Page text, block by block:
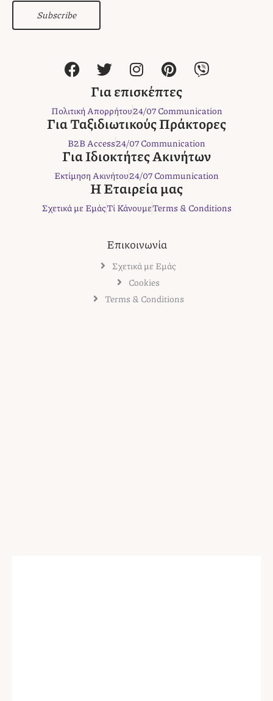
Subscribe
F
a
e
b
o
o
k
T
w
i
t
t
e
r
I
n
s
t
a
g
r
a
m
P
i
n
t
e
r
e
s
t
V
i
e
r
Για επισκέπτες
Πολιτική Απορρήτου24/07 Communication
Για Ταξιδιωτικούς Πράκτορες
B2B Access24/07 Communication
Για Ιδιοκτήτες Ακινήτων
Εκτίμηση Ακινήτου24/07 Communication
Η Εταιρεία μας
Σχετικά με ΕμάςΤί ΚάνουμεTerms & Conditions
Επικοινωνία
Σχετικά με Εμάς
Cookies
Terms & Conditions